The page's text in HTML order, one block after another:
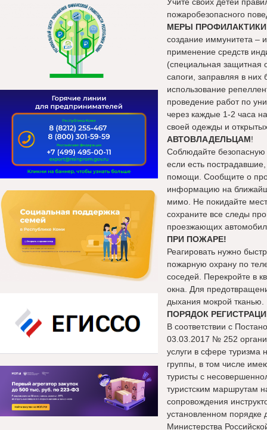
пожаробезопасного
МЕРЫ
создание иммунитета –
применение средств
(специальная защитная
сапоги, заправляя в
использование
проведение работ по
через каждые 1-2 часа
своей одежды и
АВТОВЛАДЕЛЬЦАМ!
Соблюдайте
если есть
помощи. Сообщите о
информацию на
мимо. Не покидайте
сохраните все следы
проезжающих
ПРИ ПОЖАРЕ!
Реагировать нужно
пожарную охрану по
соседей. Перекройте в
окна. Для
дыхания мокрой тканью.
ПОРЯДОК
В соответствии с
03.03.2017 № 252
услуги в сфере туризма
группы, в том числе
туристы с
туристским маршрутам
сопровождения
установленном
Министерства